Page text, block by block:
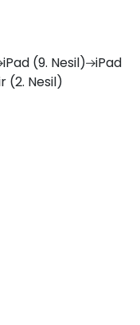
iPad (9. Nesil) iPad
(2. Nesil)